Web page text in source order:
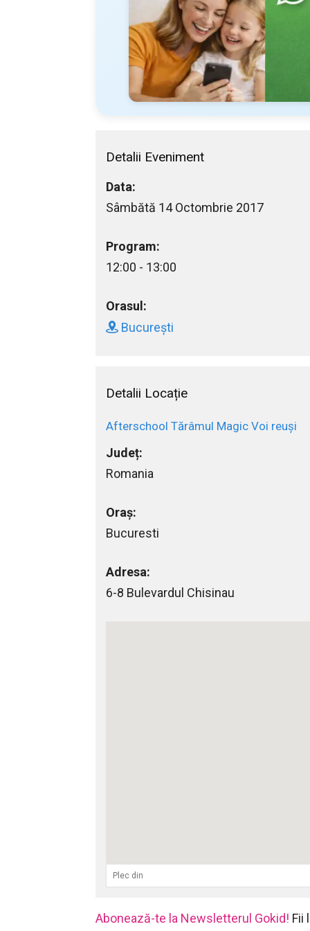
Detalii Eveniment
Data:
Sâmbătă 14 Octombrie 2017
Program:
12:00 - 13:00
Orasul:
București
Detalii Locație
Afterschool Tărâmul Magic Voi reuși
Județ:
Romania
Oraș:
Bucuresti
Adresa:
6-8 Bulevardul Chisinau
Abonează-te la Newsletterul Gokid! Fii